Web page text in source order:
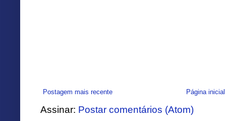
Postagem mais recente Página inicial
Assinar: Postar comentários (Atom)